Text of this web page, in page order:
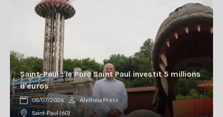
TENDANCES
SERVICES
GAZETTE
Se
connecter
Saint-Paul : le Parc Saint Paul investit 5 millions
d'euros
08/07/2026
Aletheia Press
Saint-Paul (60)